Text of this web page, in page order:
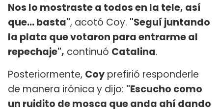
Nos lo mostraste a todos en la tele, así
que... basta", acotó Coy. "Seguí juntando
la plata que votaron para entrarme al
repechaje", continuó Catalina.
Posteriormente, Coy prefirió responderle
de manera irónica y dijo: "Escucho como
un ruidito de mosca que anda ahí dando